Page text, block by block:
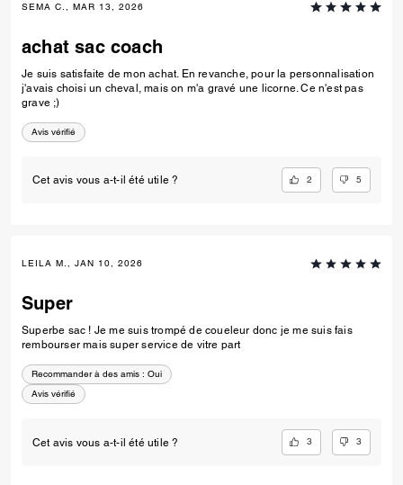
SEMA C., MAR 13, 2026
achat sac coach
Je suis satisfaite de mon achat. En revanche, pour la personnalisation
j'avais choisi un cheval, mais on m'a gravé une licorne. Ce n'est pas
grave ;)
Avis vérifié
Cet avis vous a-t-il été utile ? 2 5
LEILA M., JAN 10, 2026
Super
Superbe sac ! Je me suis trompé de coueleur donc je me suis fais
rembourser mais super service de vitre part
Recommander à des amis : Oui
Avis vérifié
Cet avis vous a-t-il été utile ? 3 3